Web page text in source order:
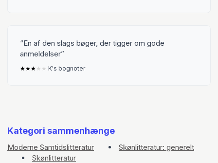
En af den slags bøger, der tigger om gode
anmeldelser
★★★ ★ ★ K's bognoter
Kategori sammenhænge
Moderne Samtidslitteratur
Skønlitteratur: generelt
Skønlitteratur